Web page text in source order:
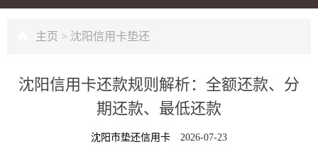
主页 > 沈阳信用卡垫还
沈阳信用卡还款规则解析：全额还款、分
期还款、最低还款
沈阳市垫还信用卡 2026-07-23